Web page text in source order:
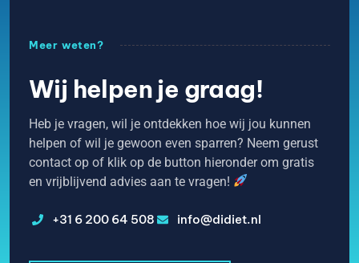
Meer weten?
Wij helpen je graag!
Heb je vragen, wil je ontdekken hoe wij jou kunnen
helpen of wil je gewoon even sparren? Neem gerust
contact op of klik op de button hieronder om gratis
en vrijblijvend advies aan te vragen!
+31 6 200 64 508 info@didiet.nl